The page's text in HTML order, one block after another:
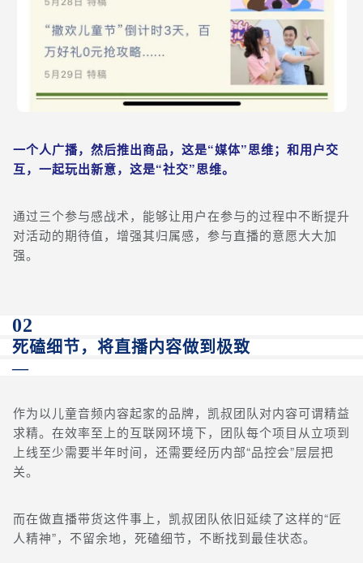
一个人广播，然后推出商品，这是“媒体”思维；和用户交
互，一起玩出新意，这是“社交”思维。
通过三个参与感战术，能够让用户在参与的过程中不断提升
对活动的期待值，增强其归属感，参与直播的意愿大大加
强。
02
死磕细节，将直播内容做到极致
—
作为以儿童音频内容起家的品牌，凯叔团队对内容可谓精益
求精。在效率至上的互联网环境下，团队每个项目从立项到
上线至少需要半年时间，还需要经历内部“品控会”层层把
关。
而在做直播带货这件事上，凯叔团队依旧延续了这样的“匠
人精神”，不留余地，死磕细节，不断找到最佳状态。